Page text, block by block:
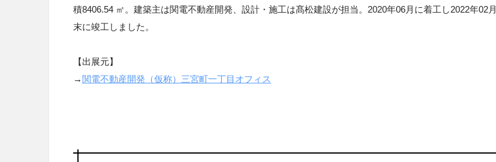
積8406.54 ㎡。建築主は関電不動産開発、設計・施工は髙松建設が担当。2020年06月に着工し2022年02月
末に竣工しました。
【出展元】
→ 関電不動産開発（仮称）三宮町一丁目オフィス